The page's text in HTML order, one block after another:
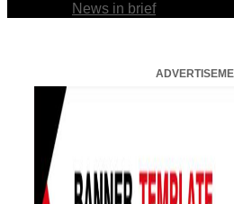
News in brief